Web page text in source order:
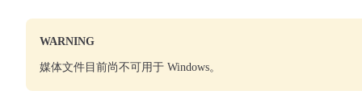
WARNING
媒体文件目前尚不可用于 Windows。